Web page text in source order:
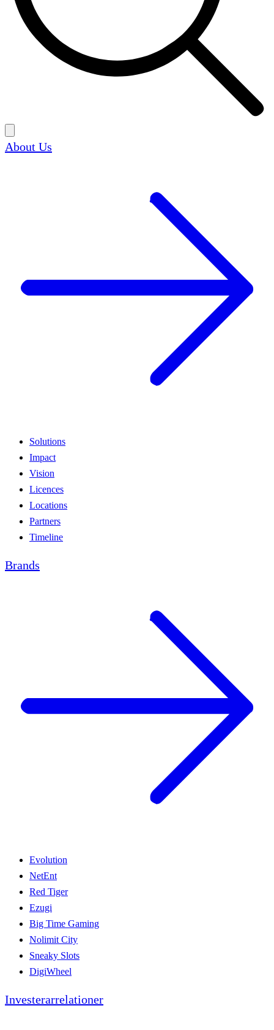
About Us
Solutions
Impact
Vision
Licences
Locations
Partners
Timeline
Brands
Evolution
NetEnt
Red Tiger
Ezugi
Big Time Gaming
Nolimit City
Sneaky Slots
DigiWheel
Investerarrelationer